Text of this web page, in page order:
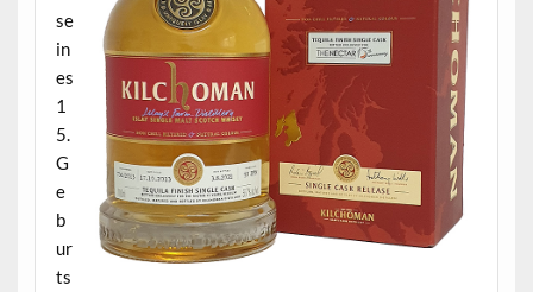
se
in
es
1
5.
G
e
b
ur
ts